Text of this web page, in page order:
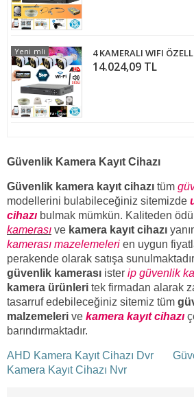
14.024,09 TL
İndirimli
Yeni
Güvenlik Kamera Kayıt Cihazı
Güvenlik kamera kayıt cihazı tüm
modellerini bulabileceğiniz sitemizde
cihazı bulmak mümkün. Kaliteden
kamerası ve kamera kayıt cihazı
kamerası mazelemeleri en uygun
perakende olarak satışa
güvenlik kamerası ister ip güvenlik
kamera ürünleri tek firmadan alarak
tasarruf edebileceğiniz sitemiz tüm
malzemeleri ve kamera kayıt cihazı
barındırmaktadır.
AHD Kamera Kayıt Cihazı Dvr
Kamera Kayıt Cihazı Nvr